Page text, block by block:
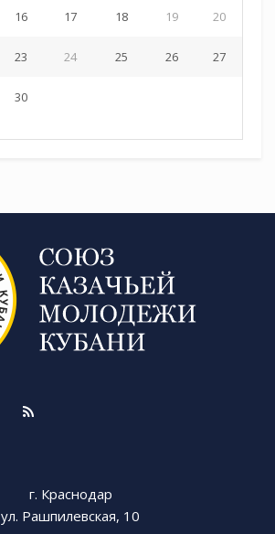
16 17 18 19 20
23 24 25 26 27
30
г. Краснодар
ул. Рашпилевская, 10